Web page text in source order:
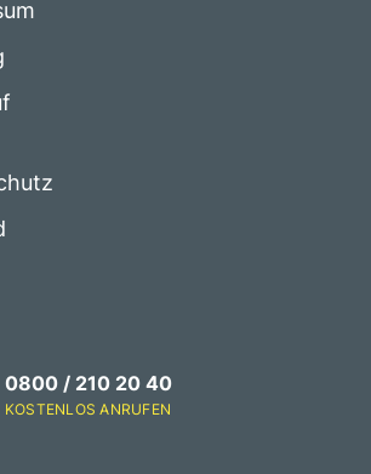
0800 / 210 20 40
KOSTENLOS ANRUFEN